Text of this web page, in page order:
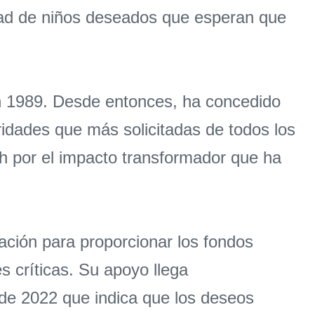
de niños deseados que esperan que
Desde entonces, ha concedido
que más solicitadas de todos los
por el impacto transformador que ha
para proporcionar los fondos
críticas. Su apoyo llega
2022 que indica que los deseos